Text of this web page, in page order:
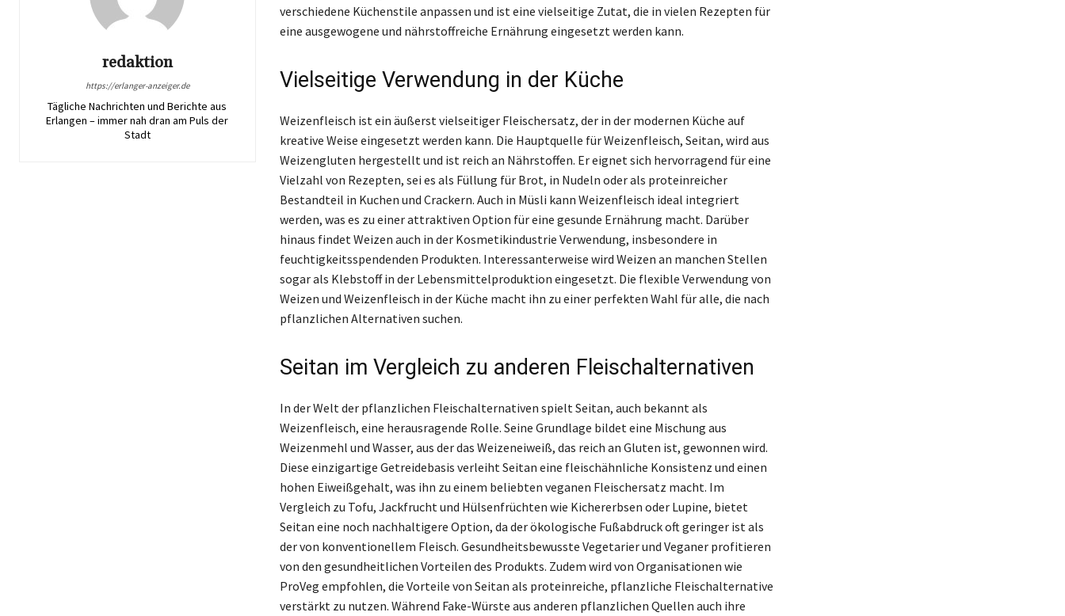
redaktion
https://erlanger-anzeiger.de
Tägliche Nachrichten und Berichte aus
Erlangen – immer nah dran am Puls der
Stadt
verschiedene Küchenstile anpassen und ist eine vielseitige Zutat, die in vielen Rezepten für
eine ausgewogene und nährstoffreiche Ernährung eingesetzt werden kann.
Vielseitige Verwendung in der Küche
Weizenfleisch ist ein äußerst vielseitiger Fleischersatz, der in der modernen Küche auf
kreative Weise eingesetzt werden kann. Die Hauptquelle für Weizenfleisch, Seitan, wird aus
Weizengluten hergestellt und ist reich an Nährstoffen. Er eignet sich hervorragend für eine
Vielzahl von Rezepten, sei es als Füllung für Brot, in Nudeln oder als proteinreicher
Bestandteil in Kuchen und Crackern. Auch in Müsli kann Weizenfleisch ideal integriert
werden, was es zu einer attraktiven Option für eine gesunde Ernährung macht. Darüber
hinaus findet Weizen auch in der Kosmetikindustrie Verwendung, insbesondere in
feuchtigkeitsspendenden Produkten. Interessanterweise wird Weizen an manchen Stellen
sogar als Klebstoff in der Lebensmittelproduktion eingesetzt. Die flexible Verwendung von
Weizen und Weizenfleisch in der Küche macht ihn zu einer perfekten Wahl für alle, die nach
pflanzlichen Alternativen suchen.
Seitan im Vergleich zu anderen Fleischalternativen
In der Welt der pflanzlichen Fleischalternativen spielt Seitan, auch bekannt als
Weizenfleisch, eine herausragende Rolle. Seine Grundlage bildet eine Mischung aus
Weizenmehl und Wasser, aus der das Weizeneiweiß, das reich an Gluten ist, gewonnen wird.
Diese einzigartige Getreidebasis verleiht Seitan eine fleischähnliche Konsistenz und einen
hohen Eiweißgehalt, was ihn zu einem beliebten veganen Fleischersatz macht. Im
Vergleich zu Tofu, Jackfrucht und Hülsenfrüchten wie Kichererbsen oder Lupine, bietet
Seitan eine noch nachhaltigere Option, da der ökologische Fußabdruck oft geringer ist als
der von konventionellem Fleisch. Gesundheitsbewusste Vegetarier und Veganer profitieren
von den gesundheitlichen Vorteilen des Produkts. Zudem wird von Organisationen wie
ProVeg empfohlen, die Vorteile von Seitan als proteinreiche, pflanzliche Fleischalternative
verstärkt zu nutzen. Während Fake-Würste aus anderen pflanzlichen Quellen auch ihre